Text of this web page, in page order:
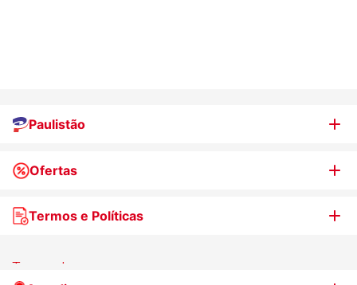
Paulistão
Quem somos
Nossas lojas
Ofertas
WhatsApp de Ofertas
Termos e Políticas
Termos de uso